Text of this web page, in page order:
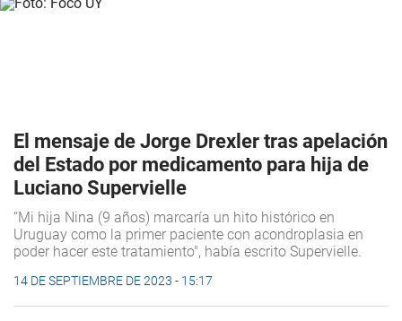
El mensaje de Jorge Drexler tras apelación
del Estado por medicamento para hija de
Luciano Supervielle
“Mi hija Nina (9 años) marcaría un hito histórico en
Uruguay como la primer paciente con acondroplasia en
poder hacer este tratamiento", había escrito Supervielle.
14 DE SEPTIEMBRE DE 2023 - 15:17